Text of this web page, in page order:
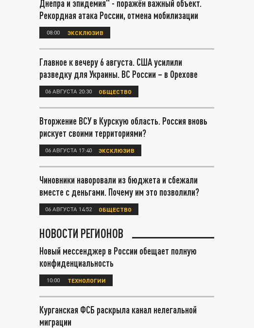
Днепра и эпидемия" - поражён важный объект.
Рекордная атака России, отмена мобилизации
08:00 ЭКСКЛЮЗИВ
Главное к вечеру 6 августа. США усилили
разведку для Украины. ВС России – в Орехове
06 АВГУСТА 20:30 ОБЩЕСТВО
Вторжение ВСУ в Курскую область. Россия вновь
рискует своими территориями?
06 АВГУСТА 17:40 ЭКСКЛЮЗИВ
Чиновники наворовали из бюджета и сбежали
вместе с деньгами. Почему им это позволили?
06 АВГУСТА 14:52 ОБЩЕСТВО
НОВОСТИ РЕГИОНОВ
Новый мессенджер в России обещает полную
конфиденциальность
10:00 ТЕХНОЛОГИИ
Курганская ФСБ раскрыла канал нелегальной
миграции